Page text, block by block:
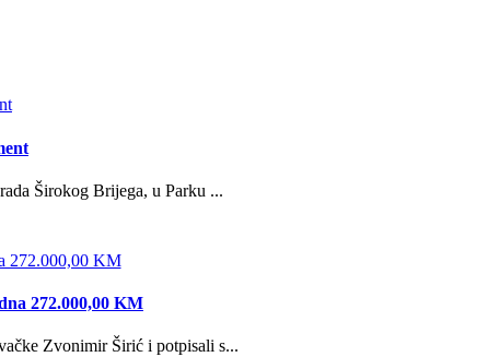
Širokog Brijega, u Parku ...
272.000,00 KM
Zvonimir Širić i potpisali s...